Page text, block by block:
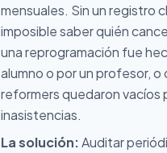
mensuales. Sin un registro
imposible saber quién
una reprogramación fue
alumno o por un profesor, o
reformers quedaron vacíos
inasistencias.
La solución:Auditar